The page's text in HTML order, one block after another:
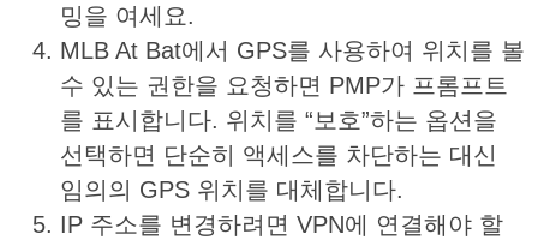
밍을 여세요.
MLB At Bat에서 GPS를 사용하여 위치를 볼
수 있는 권한을 요청하면 PMP가 프롬프트
를 표시합니다. 위치를 “보호”하는 옵션을
선택하면 단순히 액세스를 차단하는 대신
임의의 GPS 위치를 대체합니다.
IP 주소를 변경하려면 VPN에 연결해야 할